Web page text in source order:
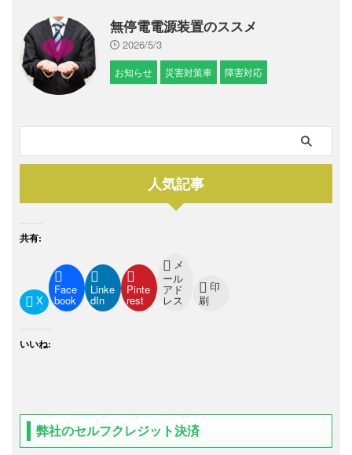
無停電電源装置のススメ
2026/5/3
お知らせ 災害対策車 障害対応
人気記事
共有:
X
Face
book
Linke
dIn
Pinte
rest
メ
ール
アド
レス
印
刷
いいね:
弊社のセルフクレジット決済